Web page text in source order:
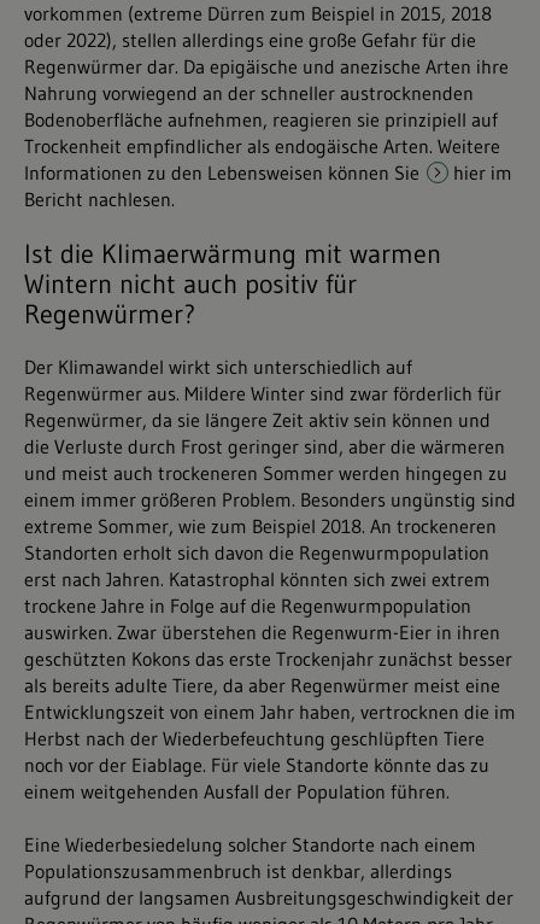
vorkommen (extreme Dürren zum Beispiel in 2015, 2018
oder 2022), stellen allerdings eine große Gefahr für die
Regenwürmer dar. Da epigäische und anezische Arten ihre
Nahrung vorwiegend an der schneller austrocknenden
Bodenoberfläche aufnehmen, reagieren sie prinzipiell auf
Trockenheit empfindlicher als endogäische Arten. Weitere
Informationen zu den Lebensweisen können Sie
hier im
Bericht nachlesen.
Ist die Klimaerwärmung mit warmen
Wintern nicht auch positiv für
Regenwürmer?
Der Klimawandel wirkt sich unterschiedlich auf
Regenwürmer aus. Mildere Winter sind zwar förderlich für
Regenwürmer, da sie längere Zeit aktiv sein können und
die Verluste durch Frost geringer sind, aber die wärmeren
und meist auch trockeneren Sommer werden hingegen zu
einem immer größeren Problem. Besonders ungünstig sind
extreme Sommer, wie zum Beispiel 2018. An trockeneren
Standorten erholt sich davon die Regenwurmpopulation
erst nach Jahren. Katastrophal könnten sich zwei extrem
trockene Jahre in Folge auf die Regenwurmpopulation
auswirken. Zwar überstehen die Regenwurm-Eier in ihren
geschützten Kokons das erste Trockenjahr zunächst besser
als bereits adulte Tiere, da aber Regenwürmer meist eine
Entwicklungszeit von einem Jahr haben, vertrocknen die im
Herbst nach der Wiederbefeuchtung geschlüpften Tiere
noch vor der Eiablage. Für viele Standorte könnte das zu
einem weitgehenden Ausfall der Population führen.
Eine Wiederbesiedelung solcher Standorte nach einem
Populationszusammenbruch ist denkbar, allerdings
aufgrund der langsamen Ausbreitungsgeschwindigkeit der